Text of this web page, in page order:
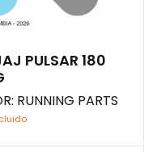
PULSAR 180
RUNNING PARTS